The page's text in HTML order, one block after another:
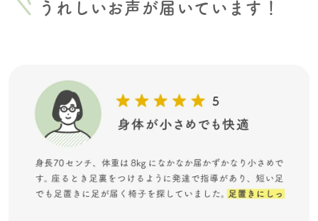
うれしいお声が届いています！